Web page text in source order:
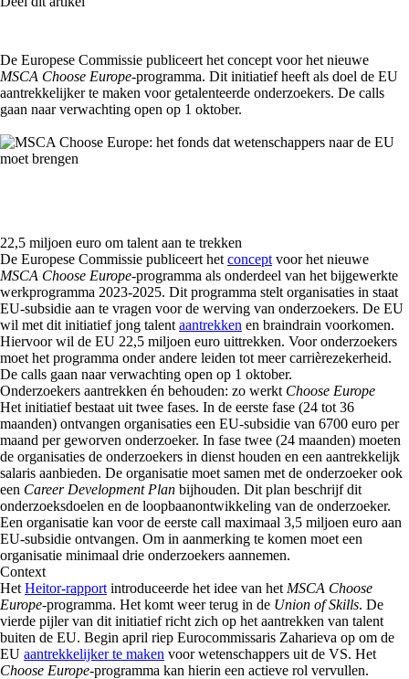
De Europese Commissie publiceert het concept voor het nieuwe
MSCA Choose Europe-programma. Dit initiatief heeft als doel de EU
aantrekkelijker te maken voor getalenteerde onderzoekers. De calls
gaan naar verwachting open op 1 oktober.
22,5 miljoen euro om talent aan te trekken
De Europese Commissie publiceert het concept voor het nieuwe
MSCA Choose Europe-programma als onderdeel van het bijgewerkte
werkprogramma 2023-2025. Dit programma stelt organisaties in staat
EU-subsidie aan te vragen voor de werving van onderzoekers. De EU
wil met dit initiatief jong talent aantrekken en braindrain voorkomen.
Hiervoor wil de EU 22,5 miljoen euro uittrekken. Voor onderzoekers
moet het programma onder andere leiden tot meer carrièrezekerheid.
De calls gaan naar verwachting open op 1 oktober.
Onderzoekers aantrekken én behouden: zo werkt Choose Europe
Het initiatief bestaat uit twee fases. In de eerste fase (24 tot 36
maanden) ontvangen organisaties een EU-subsidie van 6700 euro per
maand per geworven onderzoeker. In fase twee (24 maanden) moeten
de organisaties de onderzoekers in dienst houden en een aantrekkelijk
salaris aanbieden. De organisatie moet samen met de onderzoeker ook
een Career Development Plan bijhouden. Dit plan beschrijf dit
onderzoeksdoelen en de loopbaanontwikkeling van de onderzoeker.
Een organisatie kan voor de eerste call maximaal 3,5 miljoen euro aan
EU-subsidie ontvangen. Om in aanmerking te komen moet een
organisatie minimaal drie onderzoekers aannemen.
Context
Het Heitor-rapport introduceerde het idee van het MSCA Choose
Europe-programma. Het komt weer terug in de Union of Skills. De
vierde pijler van dit initiatief richt zich op het aantrekken van talent
buiten de EU. Begin april riep Eurocommissaris Zaharieva op om de
EU aantrekkelijker te maken voor wetenschappers uit de VS. Het
Choose Europe-programma kan hierin een actieve rol vervullen.